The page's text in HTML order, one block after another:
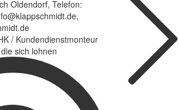
Oldendorf, Telefon:
/ Kundendienstmonteur
sich lohnen